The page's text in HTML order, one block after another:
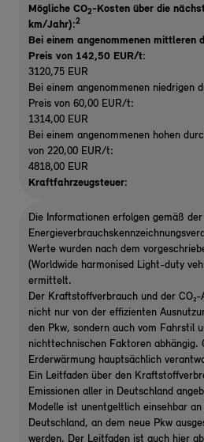
Mögliche CO2-Kosten über die
km/Jahr):2
Bei einem angenommenen mittleren
Preis von 142,50 EUR/t:
3120,75 EUR
Bei einem angenommenen niedrigen
Preis von 60,00 EUR/t:
1314,00 EUR
Bei einem angenommenen hohen
von 220,00 EUR/t:
4818,00 EUR
Kraftfahrzeugsteuer:
Die Informationen erfolgen gemäß
Werte wurden nach dem
(Worldwide harmonised Light-duty
ermittelt.
Der Kraftstoffverbrauch und der
nicht nur von der effizienten
den Pkw, sondern auch vom Fahrstil
nichttechnischen Faktoren abhängig.
Erderwärmung hauptsächlich
Ein Leitfaden über den
Emissionen aller in Deutschland
Modelle ist unentgeltlich einsehbar
Deutschland, an dem neue Pkw
werden. Der Leitfaden ist auch hier